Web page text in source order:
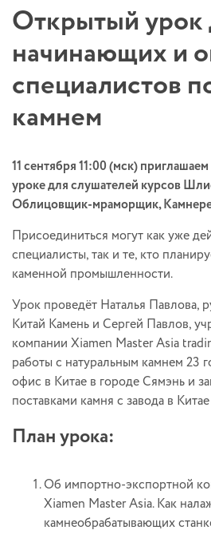
Открытый урок
начинающих и
специалистов
камнем
11 сентября 11:00 (мск)
уроке для слушателей курсов
Облицовщик-мраморщик,
Присоединиться могут как уже
специалисты, так и те, кто
каменной промышленности.
Урок проведёт Наталья Павлова,
Китай Камень и Сергей Павлов,
компании Xiamen Master Asia
работы с натуральным камнем 23
офис в Китае в городе Сямэнь и
поставками камня с завода в
План урока:
Об импортно-экспортной
Xiamen Master Asia. Как
камнеобрабатывающих